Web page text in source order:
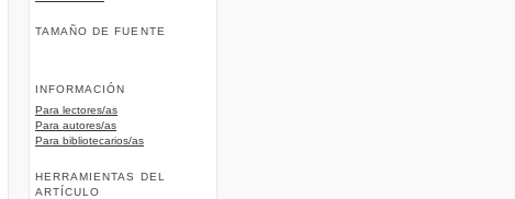
TAMAÑO DE FUENTE
INFORMACIÓN
Para lectores/as
Para autores/as
Para bibliotecarios/as
HERRAMIENTAS DEL
ARTÍCULO